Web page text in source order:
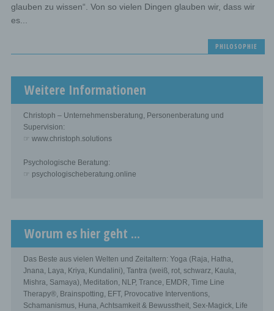
glauben zu wissen“. Von so vielen Dingen glauben wir, dass wir
es...
PHILOSOPHIE
Weitere Informationen
Christoph – Unternehmensberatung, Personenberatung und
Supervision:
☞ www.christoph.solutions
Psychologische Beratung:
☞ psychologischeberatung.online
Worum es hier geht ...
Das Beste aus vielen Welten und Zeitaltern: Yoga (Raja, Hatha,
Jnana, Laya, Kriya, Kundalini), Tantra (weiß, rot, schwarz, Kaula,
Mishra, Samaya), Meditation, NLP, Trance, EMDR, Time Line
Therapy®, Brainspotting, EFT, Provocative Interventions,
Schamanismus, Huna, Achtsamkeit & Bewusstheit, Sex-Magick, Life